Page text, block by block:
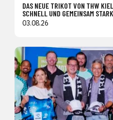
DAS NEUE TRIKOT VON THW
SCHNELL UND GEMEINSAM
03.08.26